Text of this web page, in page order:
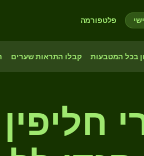
פלטפורמה
בכל המטבעות קבלו התראות שערים